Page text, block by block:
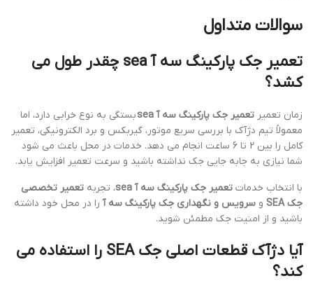
سوالات متداول
تعمیر جک پارکینگ سه آ sea چقدر طول می
کشد؟
زمان تعمیر تعمیر جک پارکینگ سه آ sea
بستگی به نوع خرابی دارد، اما
معمولاً تیم دژآک با بررسی سریع موتور، گیربکس و برد الکترونیکی، تعمیر
کامل را بین 2 تا 6 ساعت انجام می دهد. خدمات در محل باعث می شود
شما نیازی به جابه جایی جک نداشته باشید و سرعت تعمیر افزایش یابد.
با انتخاب خدمات تعمیر جک پارکینگ سه آ sea ، تجربه تعمیر تخصصی
جک SEA
و سرویس و نگهداری جک پارکینگ سه آرا در محل خود داشته
باشید و از امنیت جک مطمئن شوید.
آیا دژآک قطعات اصلی جک SEA را استفاده می
کند؟